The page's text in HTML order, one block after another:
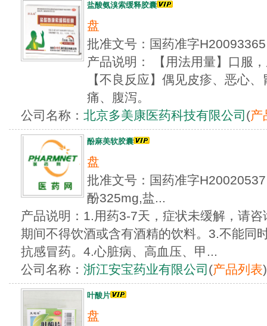
盐酸氨溴索缓释胶囊
盘
批准文号：国药准字
产品说明： 【用法用量】口服
【不良反应】偶见皮疹、恶心
痛、腹泻。
公司名称： 北京多美康医药科技有限公司 (产
酚麻美软胶囊
盘
批准文号：国药准字
酚325mg,盐...
产品说明：1.用药3-7天，症状未缓解，请
期间不得饮酒或含有酒精的饮料。3.不能同
抗感冒药。4.心脏病、高血压、甲...
公司名称： 浙江安宝药业有限公司 (产品列表)
叶酸片
盘